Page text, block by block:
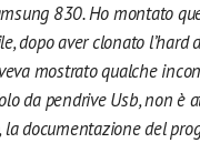
830. Ho montato
dopo aver clonato l’hard
mostrato qualche
da pendrive Usb, non è
documentazione del